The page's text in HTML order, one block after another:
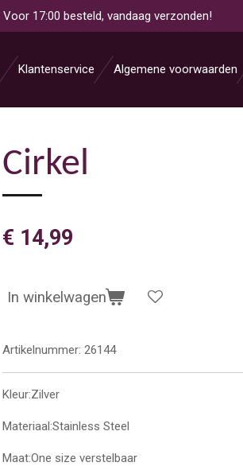
Voor 17:00 besteld, vandaag verzonden!
Klantenservice Algemene voorwaarden
Cirkel
€ 14,99
In winkelwagen
Artikelnummer: 26144
Kleur:Zilver
Materiaal:Stainless Steel
Maat:One size verstelbaar